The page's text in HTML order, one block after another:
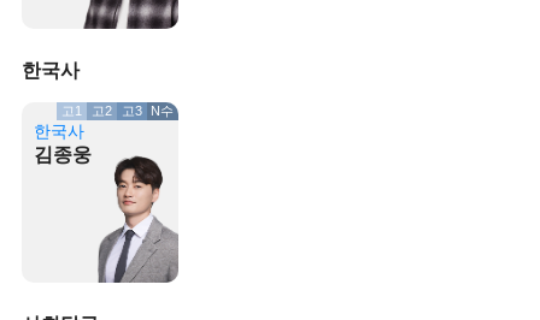
한국사
한국사
김종웅
고1 고2 고3 N수